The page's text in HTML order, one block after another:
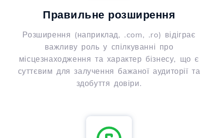
Правильне розширення
Розширення (наприклад, .com, .ro) відіграє
важливу роль у спілкуванні про
місцезнаходження та характер бізнесу, що є
суттєвим для залучення бажаної аудиторії та
здобуття довіри.